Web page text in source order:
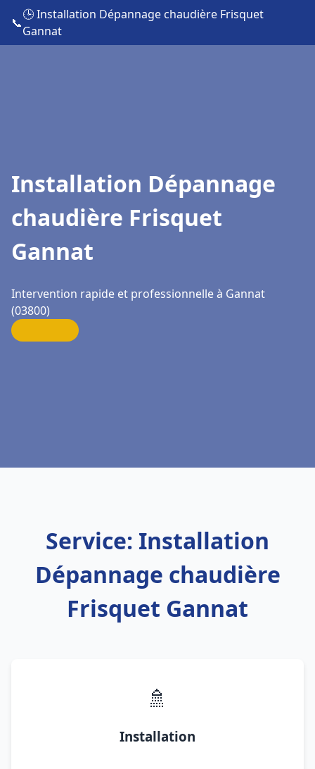
📞
🕒 Installation Dépannage chaudière Frisquet
Gannat
Installation Dépannage
chaudière Frisquet
Gannat
Intervention rapide et professionnelle à Gannat
(03800)
Service: Installation
Dépannage chaudière
Frisquet Gannat
🚿
Installation